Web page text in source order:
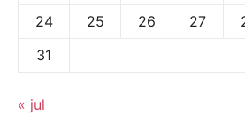
24
25 26 27
31
« jul